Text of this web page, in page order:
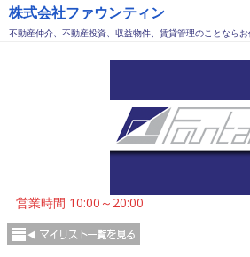
株式会社ファウンティン
不動産仲介、不動産投資、収益物件、賃貸管理のことなら
営業時間 10:00～20:00